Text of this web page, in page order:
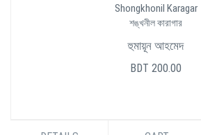
Shongkhonil Karagar
শঙ্খনীল কারাগার
হুমায়ূন আহমেদ
BDT 200.00